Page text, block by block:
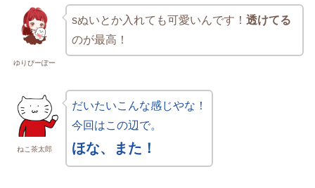
ゆりぴーぽー
sぬいとか入れても可愛いんです！ 透けてる
のが最高！
ねこ茶太郎
だいたいこんな感じやな！
今回はこの辺で。
ほな、また！